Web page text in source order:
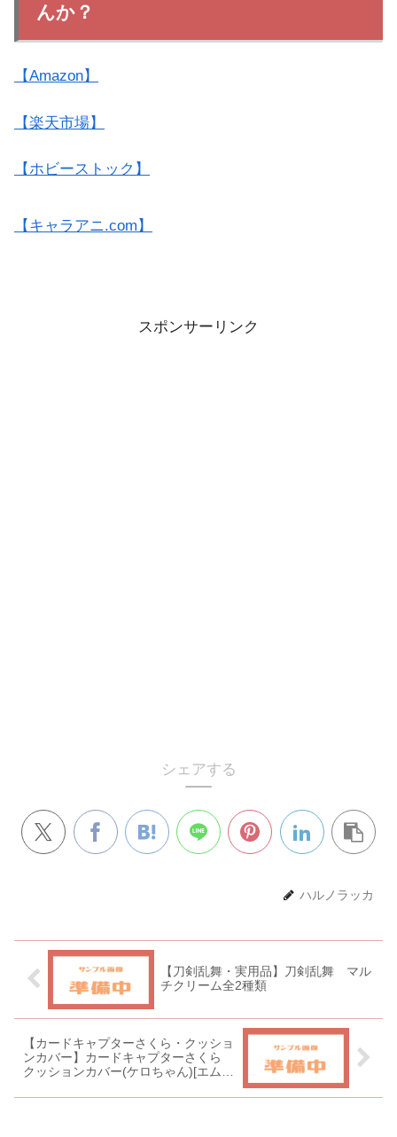
んか？
【Amazon】
【楽天市場】
【ホビーストック】
【キャラアニ.com】
スポンサーリンク
シェアする
ハルノラッカ
【刀剣乱舞・実用品】刀剣乱舞 マル
チクリーム全2種類
【カードキャプターさくら・クッショ
ンカバー】カードキャプターさくら
クッションカバー(ケロちゃん)[エムズ